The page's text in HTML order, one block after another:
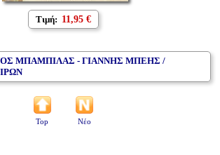
Τιμή: 11,95 €
ΜΠΑΜΠΙΛΑΣ - ΓΙΑΝΝΗΣ ΜΠΕΗΣ /
Top Νέο